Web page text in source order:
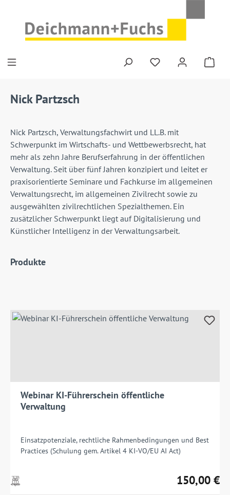
Du hast 0
Nick Partzsch
Nick Partzsch, Verwaltungsfachwirt und LL.B. mit
Schwerpunkt im Wirtschafts- und Wettbewerbsrecht, hat
mehr als zehn Jahre Berufserfahrung in der öffentlichen
Verwaltung. Seit über fünf Jahren konzipiert und leitet er
praxisorientierte Seminare und Fachkurse im allgemeinen
Verwaltungsrecht, im allgemeinen Zivilrecht sowie zu
ausgewählten zivilrechtlichen Spezialthemen. Ein
zusätzlicher Schwerpunkt liegt auf Digitalisierung und
Künstlicher Intelligenz in der Verwaltungsarbeit.
Produkte
Webinar KI-Führerschein öffentliche
Verwaltung
Einsatzpotenziale, rechtliche Rahmenbedingungen und Best
Practices (Schulung gem. Artikel 4 KI-VO/EU AI Act)
Regulärer
150,00 €
Preise
inkl.